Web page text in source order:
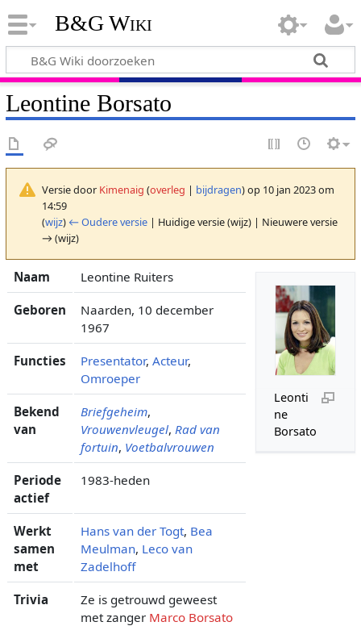
B&G Wiki
Leontine Borsato
Versie door Kimenaig (overleg | bijdragen)op 10 jan 2023 om
14:59
(wijz) ← Oudere versie| Huidige versie (wijz) | Nieuwere versie
→ (wijz)
Leonti
ne
Borsato
Naam Leontine Ruiters
Geboren
Naarden, 10 december
1967
Functies Presentator, Acteur,
Omroeper
Bekend
van
Briefgeheim,
Vrouwenvleugel, Rad van
fortuin, Voetbalvrouwen
Periode
actief
1983-heden
Werkt
samen
met
Hans van der Togt, Bea
Meulman, Leco van
Zadelhoff
Trivia
Ze is getrouwd geweest
met zanger Marco Borsato